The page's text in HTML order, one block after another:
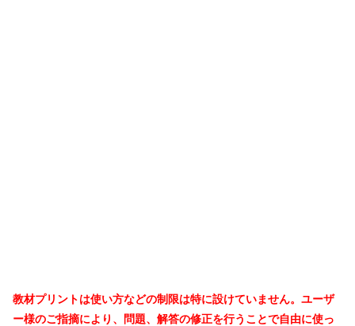
教材プリントは使い方などの制限は特に設けていません。ユーザ
ー様のご指摘により、問題、解答の修正を行うことで自由に使っ